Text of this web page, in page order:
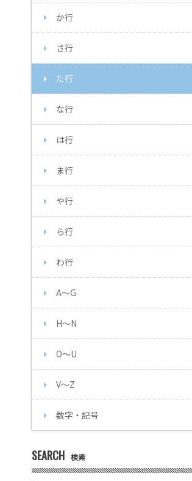
か行
さ行
た行
な行
は行
ま行
や行
ら行
わ行
A～G
H～N
O～U
V～Z
数字・記号
SEARCH 検索